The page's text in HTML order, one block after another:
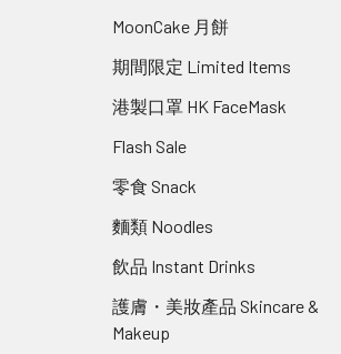
MoonCake 月餅
期間限定 Limited Items
港製口罩 HK FaceMask
Flash Sale
零食 Snack
麵類 Noodles
飲品 Instant Drinks
護膚・美妝產品 Skincare &
Makeup